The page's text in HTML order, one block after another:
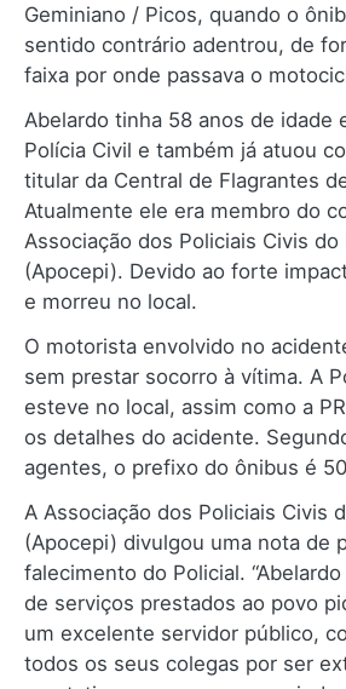
Geminiano / Picos, quando o
sentido contrário adentrou, de
faixa por onde passava o
Abelardo tinha 58 anos de idade
Polícia Civil e também já atuou
titular da Central de Flagrantes
Atualmente ele era membro do
Associação dos Policiais Civis do
(Apocepi). Devido ao forte
e morreu no local.
O motorista envolvido no
sem prestar socorro à vítima. A
esteve no local, assim como a
os detalhes do acidente.
agentes, o prefixo do ônibus é
A Associação dos Policiais Civis
(Apocepi) divulgou uma nota de
falecimento do Policial.
de serviços prestados ao povo
um excelente servidor público,
todos os seus colegas por ser